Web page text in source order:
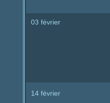
03 février
14 février